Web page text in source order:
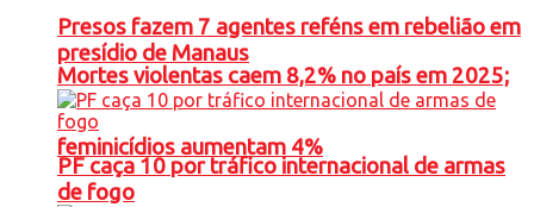
Mortes violentas caem 8,2% no país em 2025;
feminicídios aumentam 4%
Presos fazem 7 agentes reféns em rebelião em
presídio de Manaus
PF caça 10 por tráfico internacional de armas
de fogo